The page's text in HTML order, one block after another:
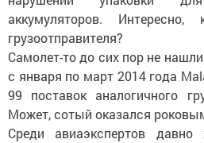
аккумуляторов.
грузоотправителя?
Самолет-то до сих пор не
с января по март 2014 года
99 поставок аналогичного
Может, сотый оказался
Среди авиаэкспертов